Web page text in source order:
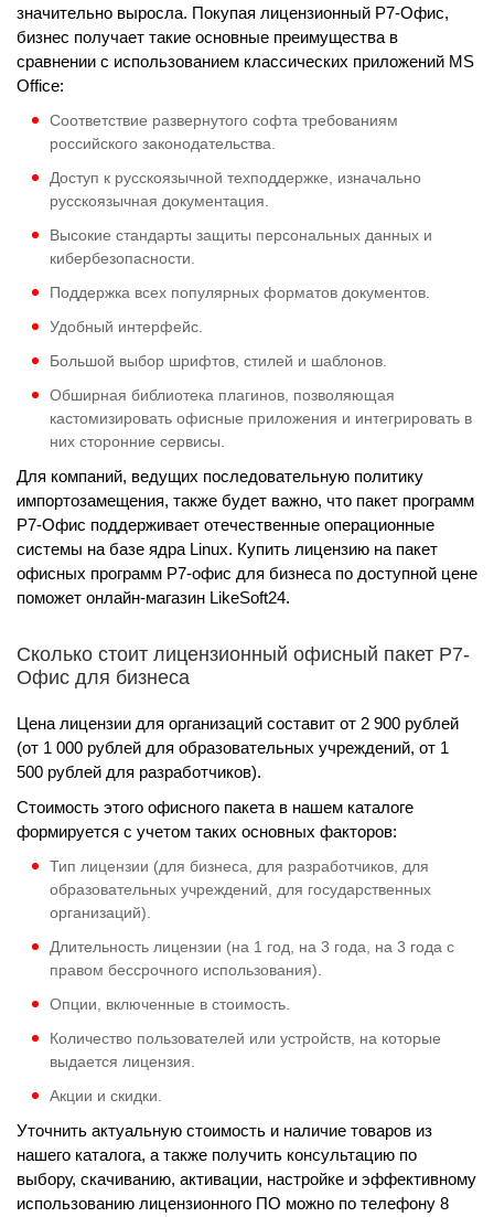
значительно выросла. Покупая лицензионный Р7-Офис,
бизнес получает такие основные преимущества в
сравнении с использованием классических приложений MS
Office:
Соответствие развернутого софта требованиям
российского законодательства.
Доступ к русскоязычной техподдержке, изначально
русскоязычная документация.
Высокие стандарты защиты персональных данных и
кибербезопасности.
Поддержка всех популярных форматов документов.
Удобный интерфейс.
Большой выбор шрифтов, стилей и шаблонов.
Обширная библиотека плагинов, позволяющая
кастомизировать офисные приложения и интегрировать в
них сторонние сервисы.
Для компаний, ведущих последовательную политику
импортозамещения, также будет важно, что пакет программ
Р7-Офис поддерживает отечественные операционные
системы на базе ядра Linux. Купить лицензию на пакет
офисных программ Р7-офис для бизнеса по доступной цене
поможет онлайн-магазин LikeSoft24.
Сколько стоит лицензионный офисный пакет Р7-
Офис для бизнеса
Цена лицензии для организаций составит от 2 900 рублей
(от 1 000 рублей для образовательных учреждений, от 1
500 рублей для разработчиков).
Стоимость этого офисного пакета в нашем каталоге
формируется с учетом таких основных факторов:
Тип лицензии (для бизнеса, для разработчиков, для
образовательных учреждений, для государственных
организаций).
Длительность лицензии (на 1 год, на 3 года, на 3 года с
правом бессрочного использования).
Опции, включенные в стоимость.
Количество пользователей или устройств, на которые
выдается лицензия.
Акции и скидки.
Уточнить актуальную стоимость и наличие товаров из
нашего каталога, а также получить консультацию по
выбору, скачиванию, активации, настройке и эффективному
использованию лицензионного ПО можно по телефону 8